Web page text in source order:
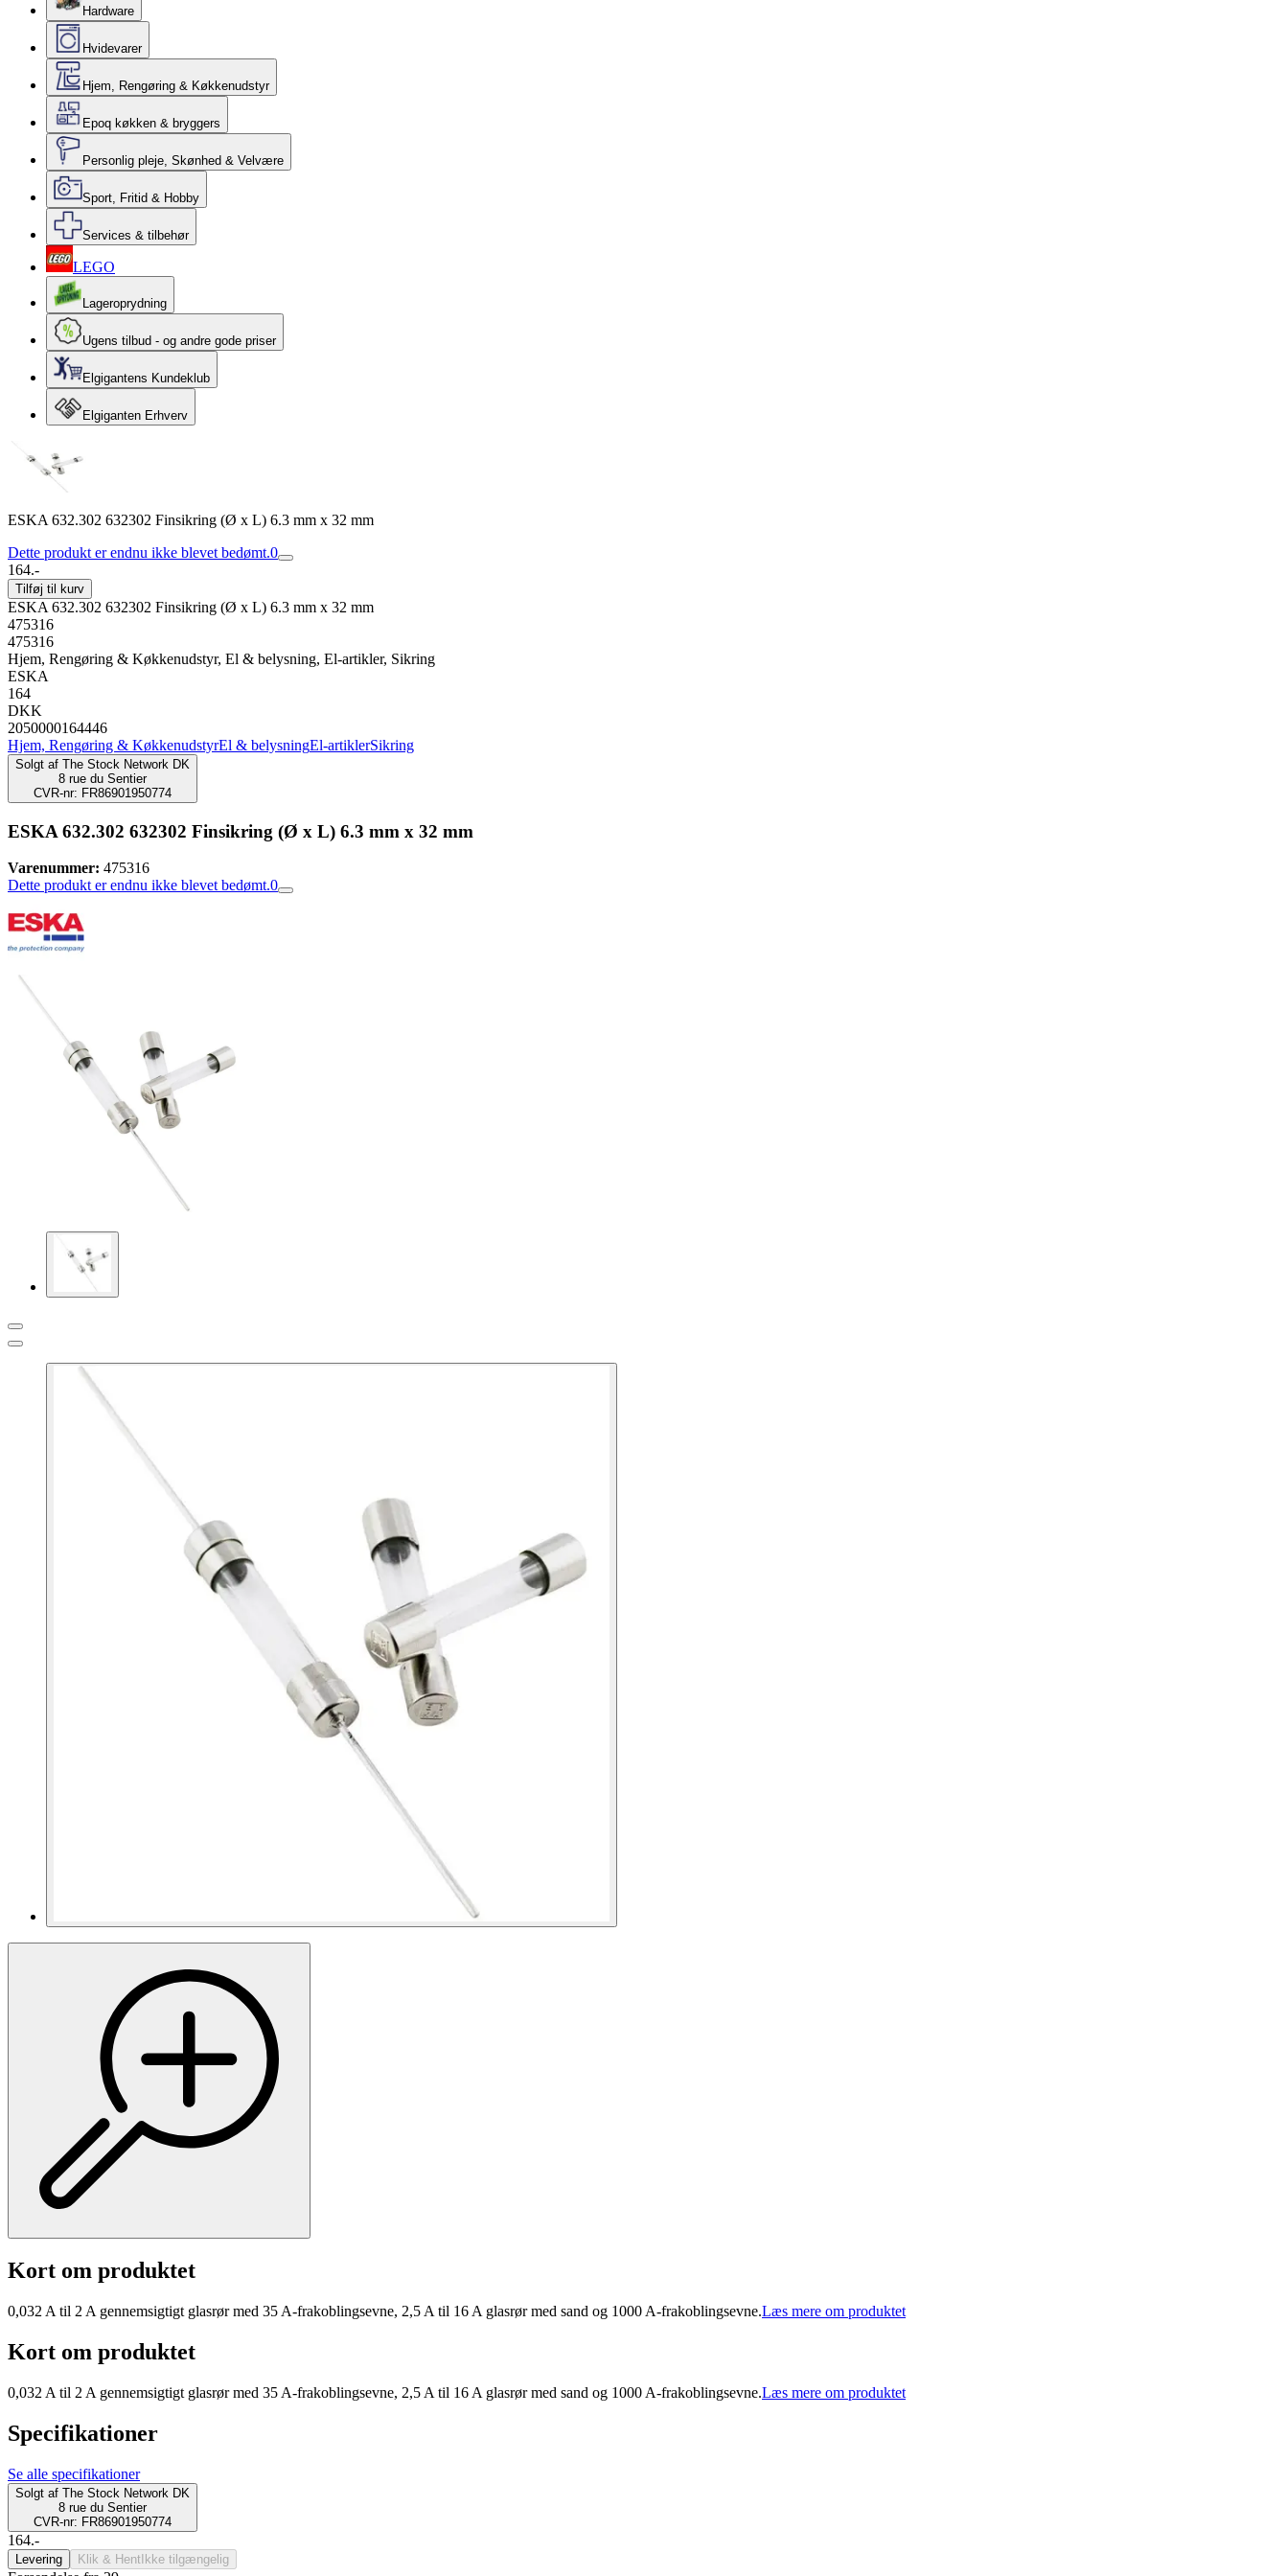
Hardware
Hvidevarer
Hjem, Rengøring & Køkkenudstyr
Epoq køkken & bryggers
Personlig pleje, Skønhed & Velvære
Sport, Fritid & Hobby
Services & tilbehør
LEGO
Lageroprydning
Ugens tilbud - og andre gode priser
Elgigantens Kundeklub
Elgiganten Erhverv
ESKA 632.302 632302 Finsikring (Ø x L) 6.3 mm x 32 mm
Dette produkt er endnu ikke blevet bedømt.0
164.-
Tilføj til kurv
ESKA 632.302 632302 Finsikring (Ø x L) 6.3 mm x 32 mm
475316
475316
Hjem, Rengøring & Køkkenudstyr, El & belysning, El-artikler, Sikring
ESKA
164
DKK
2050000164446
Hjem, Rengøring & KøkkenudstyrEl & belysningEl-artiklerSikring
Solgt af The Stock Network DK
8 rue du Sentier
CVR-nr: FR86901950774
ESKA 632.302 632302 Finsikring (Ø x L) 6.3 mm x 32 mm
Varenummer: 475316
Dette produkt er endnu ikke blevet bedømt.0
Kort om produktet
0,032 A til 2 A gennemsigtigt glasrør med 35 A-frakoblingsevne, 2,5 A til 16 A glasrør med sand og 1000 A-frakoblingsevne.Læs mere om produktet
Kort om produktet
0,032 A til 2 A gennemsigtigt glasrør med 35 A-frakoblingsevne, 2,5 A til 16 A glasrør med sand og 1000 A-frakoblingsevne.Læs mere om produktet
Specifikationer
Se alle specifikationer
Solgt af The Stock Network DK
8 rue du Sentier
CVR-nr: FR86901950774
164.-
Levering Klik & Hent Ikke tilgængelig